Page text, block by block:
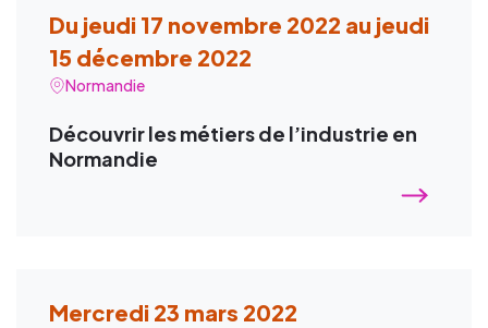
Du jeudi 17 novembre 2022 au jeudi
15 décembre 2022
Normandie
Découvrir les métiers de l’industrie en
Normandie
Mercredi 23 mars 2022